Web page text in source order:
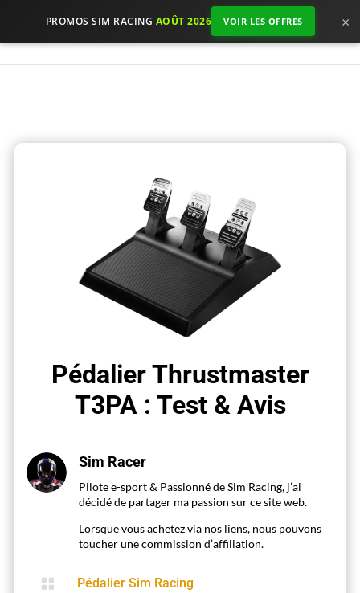
PROMOS SIM RACING AOÛT 2026 VOIR LES OFFRES ×
Pédalier Thrustmaster
T3PA : Test & Avis
Sim Racer
Pilote e-sport & Passionné de Sim Racing, j’ai
décidé de partager ma passion sur ce site web.
Lorsque vous achetez via nos liens, nous pouvons
toucher une commission d’affiliation.
 Pédalier Sim Racing